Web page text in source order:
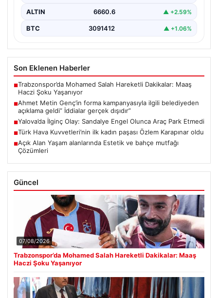
ALTIN 6660.6 ▲ +2.59%
BTC 3091412 ▲ +1.06%
Son Eklenen Haberler
■Trabzonspor’da Mohamed Salah Hareketli Dakikalar: Maaş
Haczi Şoku Yaşanıyor
■Ahmet Metin Genç’in forma kampanyasıyla ilgili belediyeden
açıklama geldi” İddialar gerçek dışıdır”
■Yalova’da İlginç Olay: Sandalye Engel Olunca Araç Park Etmedi
■Türk Hava Kuvvetleri’nin ilk kadın paşası Özlem Karapınar oldu
■Açık Alan Yaşam alanlarında Estetik ve bahçe mutfağı
Çözümleri
Güncel
07/08/2026
Trabzonspor’da Mohamed Salah Hareketli Dakikalar: Maaş
Haczi Şoku Yaşanıyor